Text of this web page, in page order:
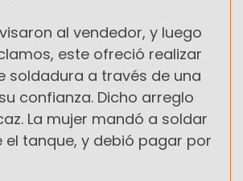
al vendedor, y luego
este ofreció realizar
soldadura a través de una
confianza. Dicho arreglo
La mujer mandó a soldar
el tanque, y debió pagar por